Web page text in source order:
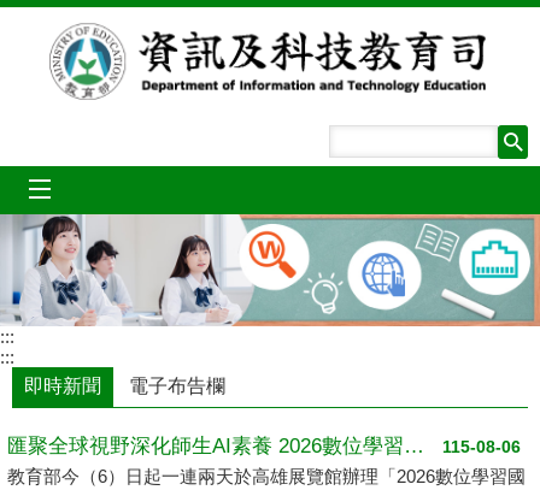
跳到主要內容區塊
:::
:::
即時新聞
電子布告欄
115-08-06
匯聚全球視野深化師生AI素養 2026數位學習國際論壇高雄登場
教育部今（6）日起一連兩天於高雄展覽館辦理「2026數位學習國